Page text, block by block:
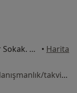
Yeni Karaman Mahallesi 4. Kantar Sokak. Asya Plaza İş Merkezi No:2 Kat:2 D:202 ( İhsaniye Metro Durağında) Osmangazi / Bursa, Bursa • Harita
Bu uzman ilgili adres için online danışmanlık/takvim sunmuyor.